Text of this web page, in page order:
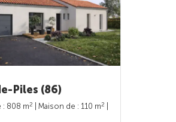
Piles (86)
: 808 m2 | Maison de : 110 m2